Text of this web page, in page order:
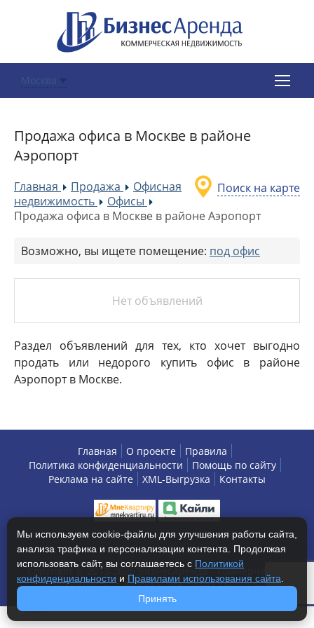
Москва
Продажа офиса в Москве в районе
Аэропорт
Поиск на карте
Главная »Продажа »Офисная
недвижимость
»Офисы
Продажа офиса в Москве в районе Аэропорт
Возможно, вы ищете помещение: под офис
Нет объявлений
Раздел объявлений для тех, кто хочет выгодно
продать или недорого купить офис в районе
Аэропорт в Москве.
Главная О проекте
Правила
Политика конфиденциальности
Помощь по сайту
Реклама на сайте
XML-Выгрузка Контакты
Copyright © 2013-2026 БизнесАренда - коммерческая
недвижимость, г. Москва. Все права защищены.
Мы используем cookie-файлы для улучшения работы сайта,
анализа трафика и персонализации контента. Продолжая
использовать сайт, вы соглашаетесь с Политикой
конфиденциальности и Правилами использования сайта
Принять